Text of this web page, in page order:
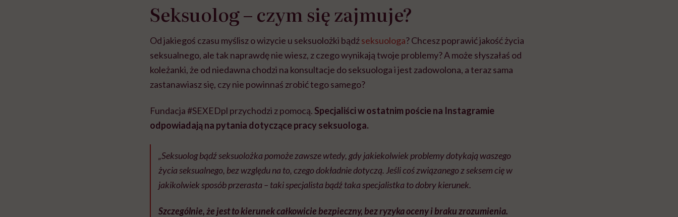
Seksuolog – czym się zajmuje?
Od jakiegoś czasu myślisz o wizycie u seksuolożki bądźseksuologa? Chcesz poprawić jakość życia
seksualnego, ale tak naprawdę nie wiesz, z czego wynikają twoje problemy? A może słyszałaś od
koleżanki, że od niedawna chodzi na konsultacje do seksuologa i jest zadowolona, a teraz sama
zastanawiasz się, czy nie powinnaś zrobić tego samego?
Fundacja #SEXEDpl przychodzi z pomocą. Specjaliści w ostatnim poście na Instagramie
odpowiadają na pytania dotyczące pracy seksuologa.
„Seksuolog bądź seksuolożka pomoże zawsze wtedy, gdy jakiekolwiek problemy dotykają waszego
życia seksualnego, bez względu na to, czego dokładnie dotyczą. Jeśli coś związanego z seksem cię w
jakikolwiek sposób przerasta – taki specjalista bądź taka specjalistka to dobry kierunek.
Szczególnie, że jest to kierunek całkowicie bezpieczny, bez ryzyka oceny i braku zrozumienia.